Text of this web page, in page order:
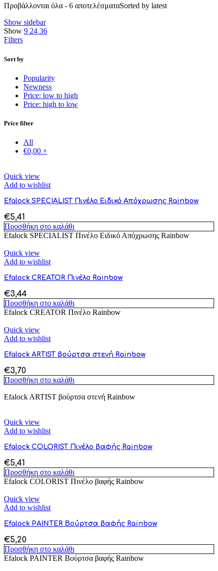
Προβάλλονται όλα - 6 αποτελέσματαSorted by latest
Show sidebar
Show 9 24 36
Filters
Sort by
Popularity
Newness
Price: low to high
Price: high to low
Price filter
All
€0,00 +
Quick view
Add to wishlist
Efalock SPECIALIST Πινέλο Ειδικό Απόχρωσης Rainbow
€5,41
Προσθήκη στο καλάθι
Efalock SPECIALIST Πινέλο Ειδικό Απόχρωσης Rainbow
Quick view
Add to wishlist
Efalock CREATOR Πινέλο Rainbow
€3,44
Προσθήκη στο καλάθι
Efalock CREATOR Πινέλο Rainbow
Quick view
Add to wishlist
Efalock ARTIST βούρτσα στενή Rainbow
€3,70
Προσθήκη στο καλάθι
Efalock ARTIST βούρτσα στενή Rainbow
Quick view
Add to wishlist
Efalock COLORIST Πινέλο βαφής Rainbow
€5,41
Προσθήκη στο καλάθι
Efalock COLORIST Πινέλο βαφής Rainbow
Quick view
Add to wishlist
Efalock PAINTER Βούρτσα βαφής Rainbow
€5,20
Προσθήκη στο καλάθι
Efalock PAINTER Βούρτσα βαφής Rainbow